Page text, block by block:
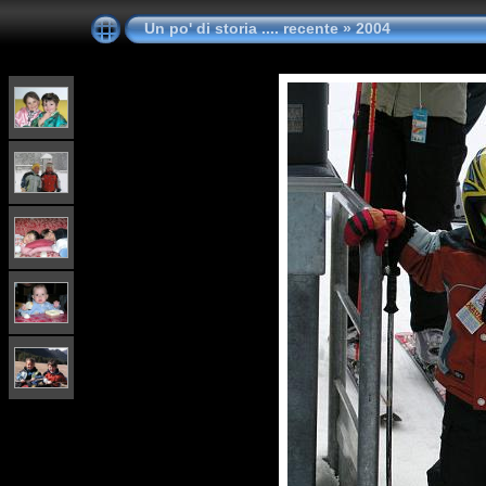
Un po' di storia .... recente»2004